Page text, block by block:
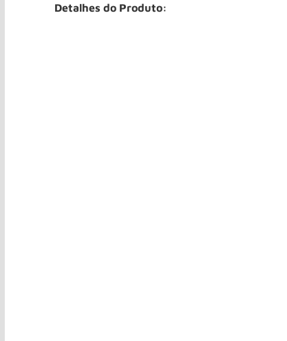
Detalhes do Produto: